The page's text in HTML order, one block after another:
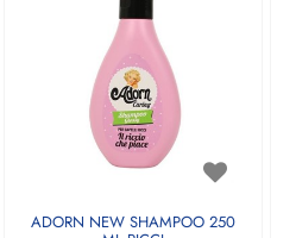
ADORN NEW SHAMPOO 250